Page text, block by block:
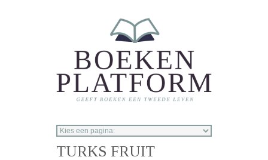
TURKS FRUIT